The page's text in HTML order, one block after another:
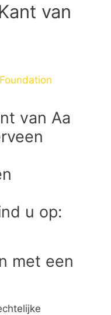
van
van Aa
u op:
met een